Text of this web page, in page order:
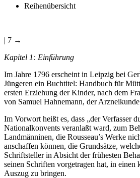
Reihenübersicht
| 7 →
Kapitel 1: Einführung
Im Jahre 1796 erscheint in Leipzig bei
Jüngeren ein Buchtitel: Handbuch für
ersten Erziehung der Kinder, nach dem
von Samuel Hahnemann, der
Im Vorwort heißt es, dass „der Verfasser
Nationalkonvents veranlaßt ward, zum
Landmänninen, die Rousseau’s Werke
anschaffen können, die Grundsätze,
Schriftsteller in Absicht der frühesten
seinen Schriften vorgetragen hat, in einen
Auszug zu bringen.